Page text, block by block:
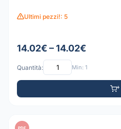
Ultimi pezzi!: 5
14.02€ – 14.02€
Quantità: Min: 1